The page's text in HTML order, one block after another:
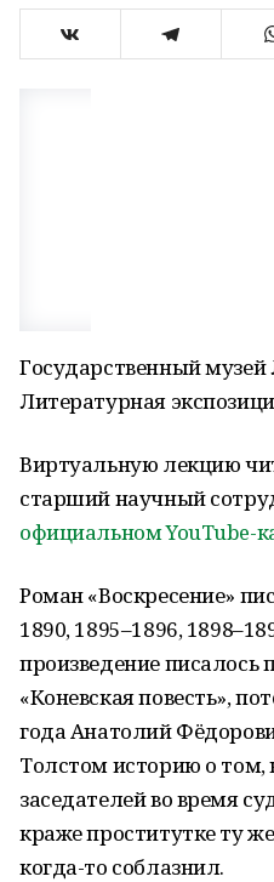
Государственный музей
Литературная
Виртуальную лекцию
старший научный
официальном YouTube-
Роман «Воскресение»
1890, 1895–1896,
произведение писалось
«Коневская повесть»,
года Анатолий
Толстом историю о
заседателей во время
краже проститутке ту
когда-то соблазнил.